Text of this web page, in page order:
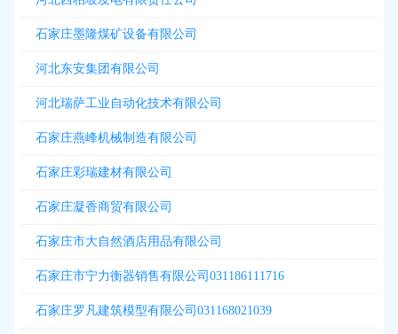
石家庄墨隆煤矿设备有限公司
河北东安集团有限公司
河北瑞萨工业自动化技术有限公司
石家庄燕峰机械制造有限公司
石家庄彩瑞建材有限公司
石家庄凝香商贸有限公司
石家庄市大自然酒店用品有限公司
石家庄市宁力衡器销售有限公司031186111716
石家庄罗凡建筑模型有限公司031168021039